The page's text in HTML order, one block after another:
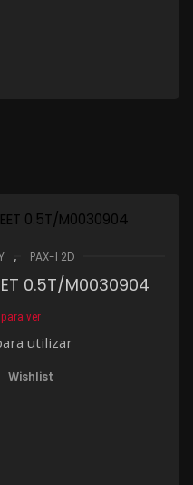
, PAX-I 2D
0.5T/M0030904
ver
utilizar
Wishlist